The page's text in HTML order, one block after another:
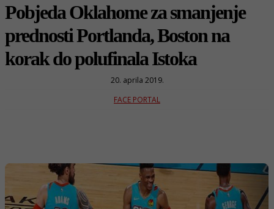
Pobjeda Oklahome za smanjenje
prednosti Portlanda, Boston na
korak do polufinala Istoka
20. aprila 2019.
FACE PORTAL